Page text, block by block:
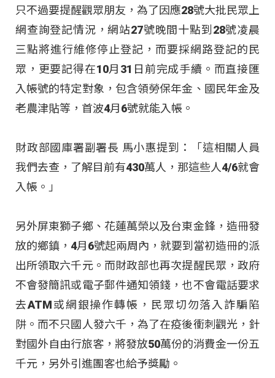
只不過要提醒觀眾朋友，為了因應28號大批民眾上
網查詢登記情況，網站27號晚間十點到28號凌晨
三點將進行維修停止登記，而要採網路登記的民
眾，更要記得在10月31日前完成手續。而直接匯
入帳號的特定對象，包含領勞保年金、國民年金及
老農津貼等，首波4月6號就能入帳。
財政部國庫署副署長 馬小惠提到：「這相關人員
我們去查，了解目前有430萬人，那這些人4/6就會
入帳。」
另外屏東獅子鄉、花蓮萬榮以及台東金鋒，造冊發
放的鄉鎮，4月6號起兩周內，就要到當初造冊的派
出所領取六千元。而財政部也再次提醒民眾，政府
不會發簡訊或電子郵件通知領錢，也不會電話要求
去ATM或網銀操作轉帳，民眾切勿落入詐騙陷
阱。而不只國人發六千，為了在疫後衝刺觀光，針
對國外自由行旅客，將發放50萬份的消費金一份五
千元，另外引進團客也給予獎勵。